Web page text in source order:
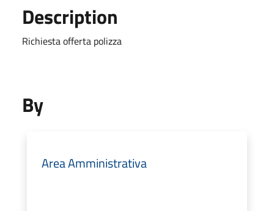
Description
Richiesta offerta polizza
By
Area Amministrativa